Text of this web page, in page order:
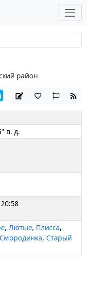
район
в. д.
,Лютые, Плисса,
Смородинка, Старый